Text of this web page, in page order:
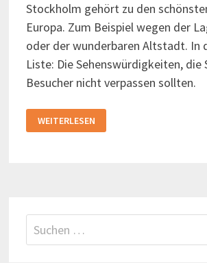
Stockholm gehört zu den
Europa. Zum Beispiel wegen der
oder der wunderbaren Altstadt. In
Liste: Die Sehenswürdigkeiten, die
Besucher nicht verpassen sollten.
DINGE,
DIE
WEITERLESEN
Suchen
nach: